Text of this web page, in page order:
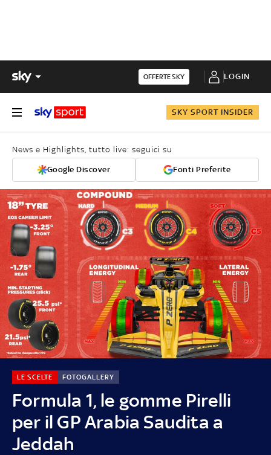
OFFERTE SKY LOGIN
SKY SPORT INSIDER
News e Highlights, tutto live: seguici su
Google Discover Fonti Preferite
Formula 1, le gomme Pirelli
per il GP Arabia Saudita a
Jeddah
LE SCELTE FOTOGALLERY